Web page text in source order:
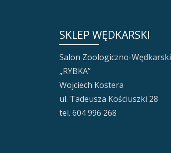
SKLEP WĘDKARSKI
Salon Zoologiczno-Wędkarski
„RYBKA”
Wojciech Kostera
ul. Tadeusza Kościuszki 28
tel. 604 996 268